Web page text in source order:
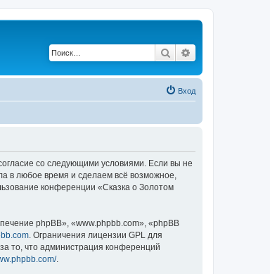
Поиск
Вход
со следующими условиями. Если вы не
в любое время и сделаем всё возможное,
конференции «Сказка о Золотом
phpBB», «www.phpbb.com», «phpBB
. Ограничения лицензии GPL для
то, что администрация конференций
.